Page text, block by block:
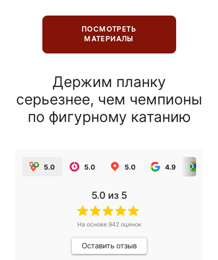
ПОСМОТРЕТЬ
МАТЕРИАЛЫ
Держим планку
серьезнее, чем чемпионы
по фигурному катанию
5.0 5.0 5.0 4.9
5.0 из 5
На основе 942оценок
Оставить отзыв